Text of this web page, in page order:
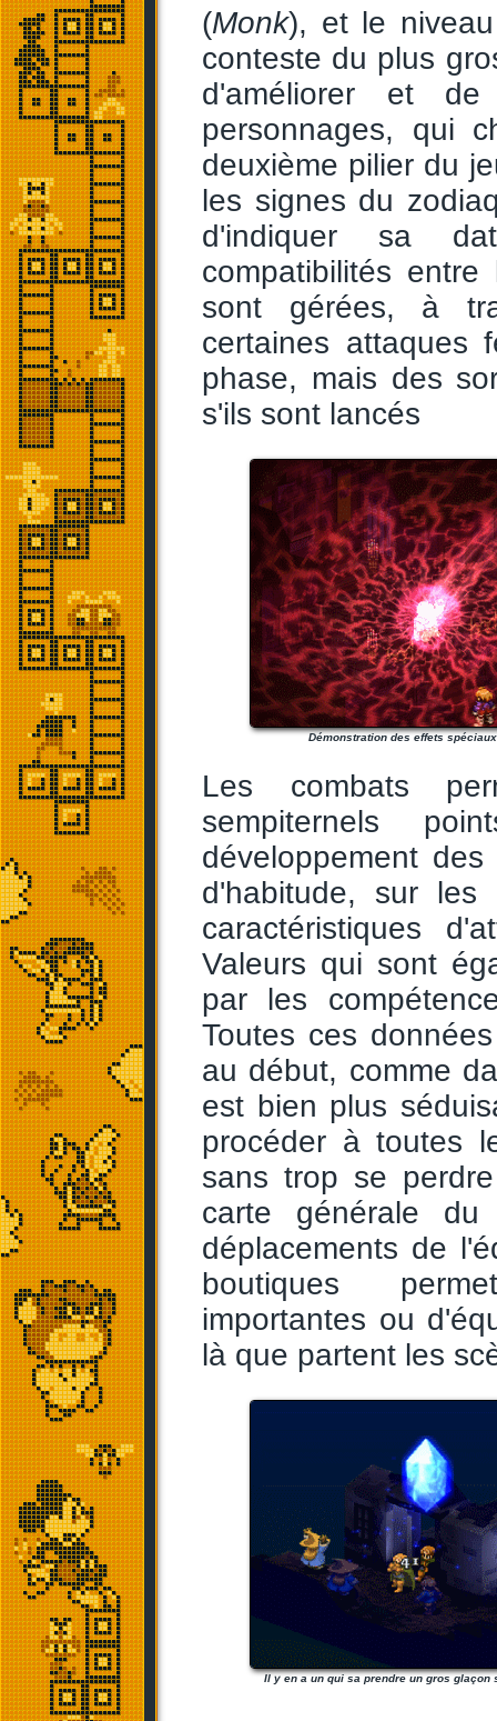
(Monk), et le
conteste du plus
d'améliorer et
personnages, qui
deuxième pilier du
les signes du
d'indiquer sa
compatibilités
sont gérées, à
certaines attaques
phase, mais des
s'ils sont lancés
Démonstration des effets
Les combats
sempiternels
développement
d'habitude, sur
caractéristiques
Valeurs qui sont
par les
Toutes ces
au début, comme
est bien plus
procéder à toutes
sans trop se
carte générale
déplacements de
boutiques
importantes ou
là que partent les
Il y en a un qui sa prendre un gros glaçon